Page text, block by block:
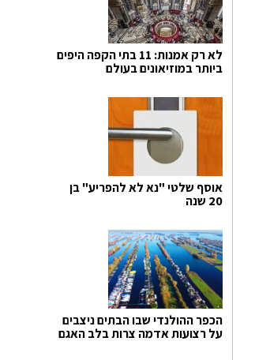
לא רק אמנות: 11 בתי הקפה היפים
ביותר במוזיאונים בעולם
אוסף שלטי "נא לא להפריע" בן
20 שנה
הכפר ההולנדי שבו הבתים ניצבים
על רצועות אדמה צרות בלב האגם